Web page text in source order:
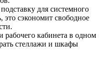
для системного
сэкономит свободное
рабочего кабинета в одном
стеллажи и шкафы